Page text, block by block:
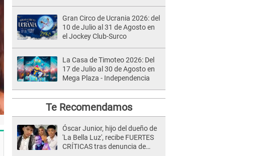
Gran Circo de Ucrania 2026: del
10 de Julio al 31 de Agosto en
el Jockey Club-Surco
La Casa de Timoteo 2026: Del
17 de Julio al 30 de Agosto en
Mega Plaza - Independencia
Te Recomendamos
Óscar Junior, hijo del dueño de
'La Bella Luz', recibe FUERTES
CRÍTICAS tras denuncia de